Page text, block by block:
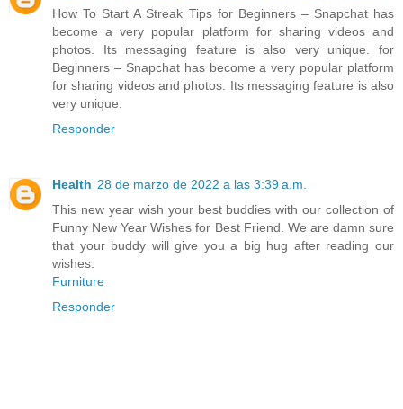
How To Start A Streak Tips for Beginners – Snapchat has
become a very popular platform for sharing videos and
photos. Its messaging feature is also very unique. for
Beginners – Snapchat has become a very popular platform
for sharing videos and photos. Its messaging feature is also
very unique.
Responder
Health 28 de marzo de 2022 a las 3:39 a.m.
This new year wish your best buddies with our collection of
Funny New Year Wishes for Best Friend. We are damn sure
that your buddy will give you a big hug after reading our
wishes.
Furniture
Responder